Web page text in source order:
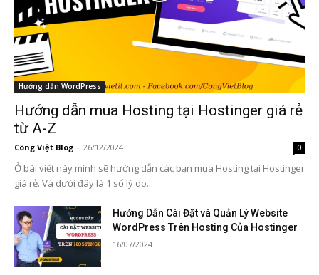
Hướng dẫn WordPress
Hướng dẫn mua Hosting tại Hostinger giá rẻ
từ A-Z
Công Việt Blog - 26/12/2024 0
Ở bài viết này mình sẽ hướng dẫn các bạn mua Hosting tại Hostinger
giá rẻ. Và dưới đây là 1 số lý do...
Hướng Dẫn Cài Đặt và Quản Lý Website
WordPress Trên Hosting Của Hostinger
16/07/2024